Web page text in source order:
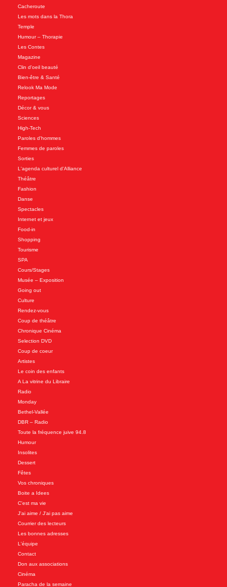
Cacheroute
Les mots dans la Thora
Temple
Humour – Thorapie
Les Contes
Magazine
Clin d'oeil beauté
Bien-être & Santé
Relook Ma Mode
Reportages
Décor & vous
Sciences
High-Tech
Paroles d'hommes
Femmes de paroles
Sorties
L'agenda culturel d'Alliance
Théâtre
Fashion
Danse
Spectacles
Internet et jeux
Food-in
Shopping
Tourisme
SPA
Cours/Stages
Musée – Exposition
Going out
Culture
Rendez-vous
Coup de théâtre
Chronique Cinéma
Selection DVD
Coup de coeur
Artistes
Le coin des enfants
A La vitrine du Libraire
Radio
Monday
Bethel-Vallée
DBR – Radio
Toute la fréquence juive 94.8
Humour
Insolites
Dessert
Fêtes
Vos chroniques
Boite a Idees
C'est ma vie
J'ai aime / J'ai pas aime
Courrier des lecteurs
Les bonnes adresses
L'équipe
Contact
Don aux associations
Cinéma
Paracha de la semaine